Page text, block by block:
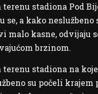
terenu stadiona Pod
se, a kako neslužbeno
malo kasne, odvijaju
brzinom.
terenu stadiona na
su počeli krajem